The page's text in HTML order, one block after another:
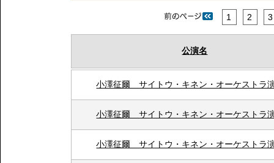
1 2 3
公演名
小澤征爾 サイトウ・キネン・オーケストラ
小澤征爾 サイトウ・キネン・オーケストラ
小澤征爾 サイトウ・キネン・オーケストラ